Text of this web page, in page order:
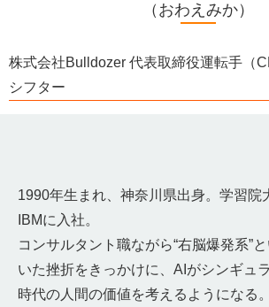
（おわえみか）
株式会社Bulldozer 代表取締役運転手（
シフター
1990年生まれ、神奈川県出身。学習院
IBMに入社。
コンサルタント職ながら“右脳爆発系”
いた挫折をきっかけに、AIがシンギュ
時代の人間の価値を考えるようになる。